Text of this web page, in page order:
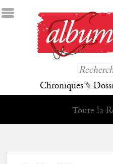
Chroniques §
Toute la